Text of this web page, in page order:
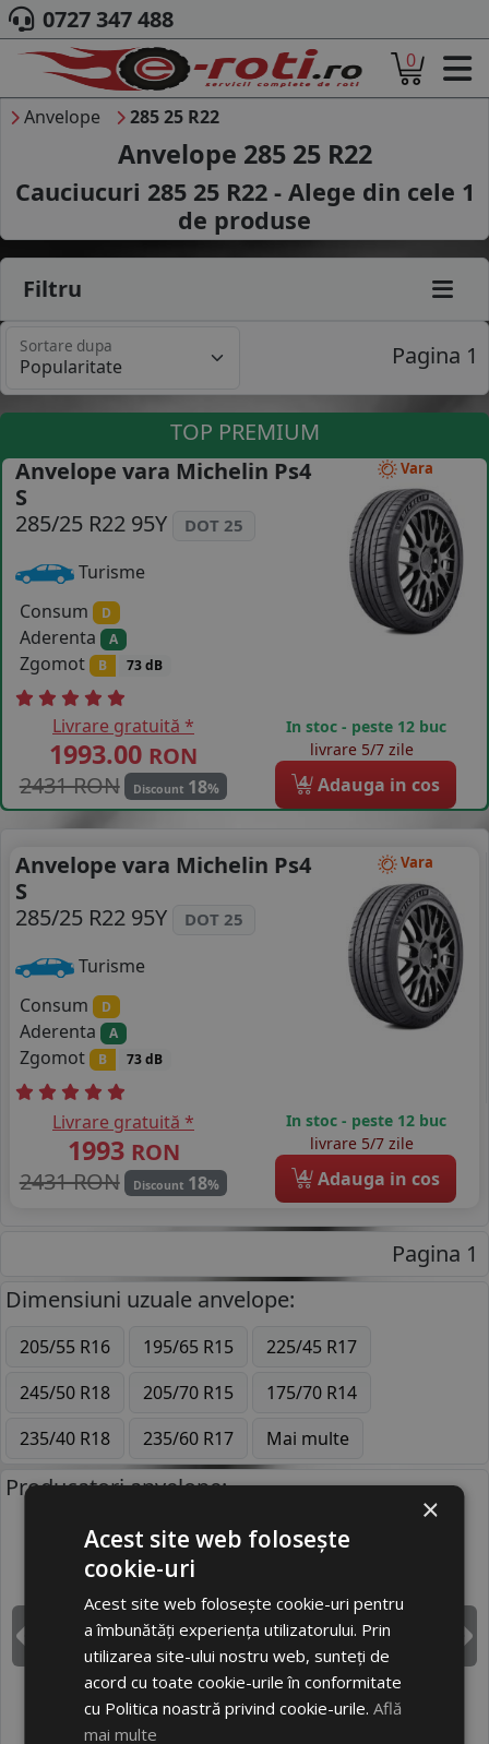
ACASA
DESPRE NOI
ANVELOPE
AUTO
CAMION
MOTO
AGROINDUSTRIALE
MARCA AUTO
B2B - COLABORARE COMPANII
CONTACT
COS (
0 PRODUSE
0727 347 488
0
Anvelope 285 25 R22
Anvelope 285 25 R22
Cauciucuri 285 25 R22 - Alege din cele 1
de produse
Filtru
Sortare dupa Pagina 1
TOP PREMIUM
Vara
Anvelope vara Michelin Ps4
S
285/25 R22 95Y
DOT 25
Turisme
Consum
D
Aderenta A
Zgomot B 73 dB
Livrare gratuită *
1993.00 RON
2431 RON
Discount 18%
In stoc - peste 12 buc
livrare 5/7 zile
4 Adauga in cos
Vara
Anvelope vara Michelin Ps4
S
285/25 R22 95Y
DOT 25
Turisme
Consum
D
Aderenta A
Zgomot B 73 dB
Livrare gratuită *
1993 RON
2431 RON
Discount 18%
In stoc - peste 12 buc
livrare 5/7 zile
4 Adauga in cos
Pagina 1
Dimensiuni uzuale anvelope:
205/55 R16 195/65 R15
225/45 R17
245/50 R18
205/70 R15
175/70 R14
235/40 R18
235/60 R17 Mai multe
Producatori anvelope:
BRIDGESTONE
DUNLOP GOODYEAR
HANKOOK MICHELIN
Inapoi
×
Acest site web folosește
cookie-uri
Acest site web folosește cookie-uri pentru
a îmbunătăți experiența utilizatorului. Prin
utilizarea site-ului nostru web, sunteți de
acord cu toate cookie-urile în conformitate
cu Politica noastră privind cookie-urile.Află
mai multe